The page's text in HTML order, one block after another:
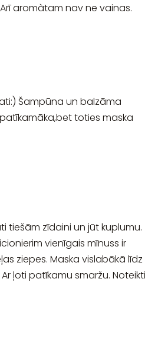
aromàtam nav ne vainas.
Šampūna un balzāma
toties maska
tiešām zīdaini un jūt kuplumu.
vienīgais mīnuss ir
ziepes. Maska vislabākā līdz
ļoti patīkamu smaržu. Noteikti